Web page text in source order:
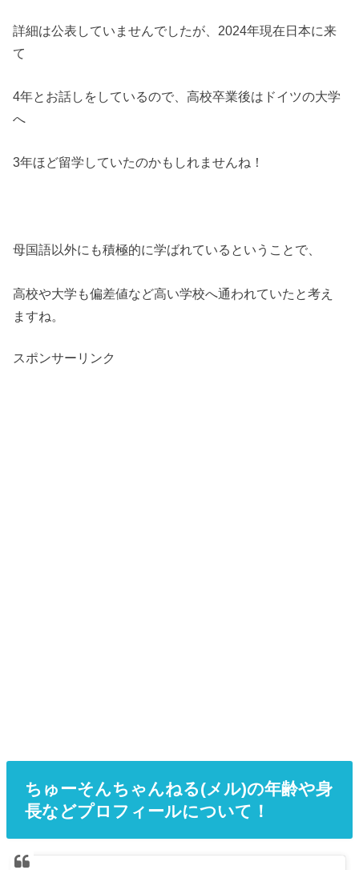
詳細は公表していませんでしたが、2024年現在日本に来
て
4年とお話しをしているので、高校卒業後はドイツの大学
へ
3年ほど留学していたのかもしれませんね！
母国語以外にも積極的に学ばれているということで、
高校や大学も偏差値など高い学校へ通われていたと考え
ますね。
スポンサーリンク
ちゅーそんちゃんねる(メル)の年齢や身
長などプロフィールについて！